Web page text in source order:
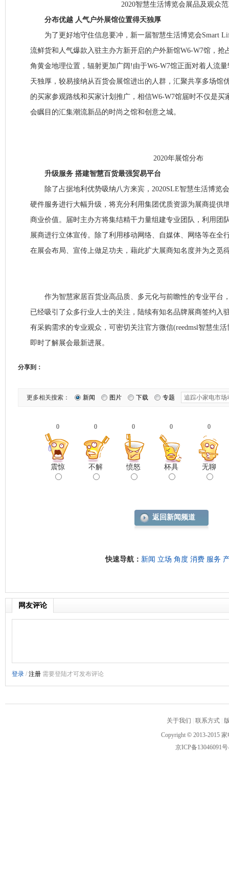
2020智慧生活博览会展品及观众
分布优越 人气户外展馆位置得天独厚
为了更好地守住信息要冲，新一届智慧生活博览会Smart
流鲜货和人气爆款入驻主办方新开启的户外新馆W6-W7馆，抢
角黄金地理位置，辐射更加广阔!由于W6-W7馆正面对着人流
天独厚，较易接纳从百货会展馆进出的人群，汇聚共享多场馆
的买家参观路线和买家计划推广，相信W6-W7馆届时不仅是买
会瞩目的汇集潮流新品的时尚之馆和创意之城。
2020年展馆分布
升级服务 搭建智慧百货最强贸易平台
除了占据地利优势吸纳八方来宾，2020SLE智慧生活博览
硬件服务进行大幅升级，将充分利用集团优质资源为展商提供
商业价值。届时主办方将集结精干力量组建专业团队，利用团
展商进行立体宣传。除了利用移动网络、自媒体、网络等在全
在展会布局、宣传上做足功夫，藉此扩大展商知名度并为之觅
作为智慧家居百货业高品质、多元化与前瞻性的专业平台
已经吸引了众多行业人士的关注，陆续有知名品牌展商签约入
有采购需求的专业观众，可密切关注官方微信(reedmsl智慧生
即时了解展会最新进展。
分享到：
更多相关搜索： 新闻 图片 下载 专题
0
震惊
0
不解
0
愤怒
0
杯具
0
无聊
返回新闻频道
快速导航： 新闻 立场 角度 消费 服务
网友评论
关于我们 联系方式
Copyright © 2013-2015
京ICP备13046091号